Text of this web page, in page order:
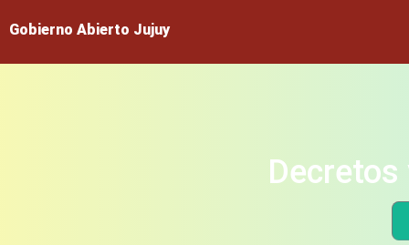
Gobierno Abierto Jujuy